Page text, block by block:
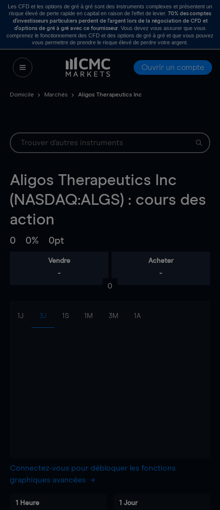
Les CFD et les options de gré à gré sont des instruments complexes et présentent un
risque élevé de perte rapide en capital en raison de l’effet de levier. 70% des comptes
d’investisseurs particuliers perdent de l’argent lors de la négociation de CFD et
d’options de gré à gré avec ce fournisseur . Vous devez vous assurer que vous
comprenez le fonctionnement des CFD et des options de gré à gré et que vous pouvez
vous permettre de prendre le risque élevé de perdre votre argent.
Ouvrir un compte
Domicile Marchés Aligos Therapeutics Inc
Aligos Therapeutics Inc
(NASDAQ:ALGS) : cours des
action
0 0% 0pt
Vendre
-
Acheter
-
0
1J 3J 1S 1M 3M 1A
Connectez-vous pour débloquer les fonctions
graphiques avancées
1 Heure 1 Jour